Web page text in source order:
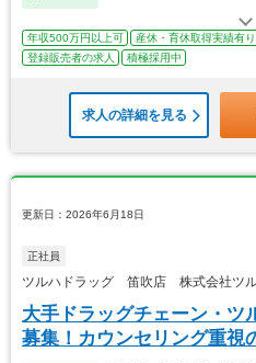
年収500万円以上可 産休・育休取得実績有り
登録販売者の求人
積極採用中
求人の詳細を見る
更新日：2026年6月18日
正社員
ツルハドラッグ 笛吹店 株式会社ツル
大手ドラッグチェーン・ツ
募集！カウンセリング重視